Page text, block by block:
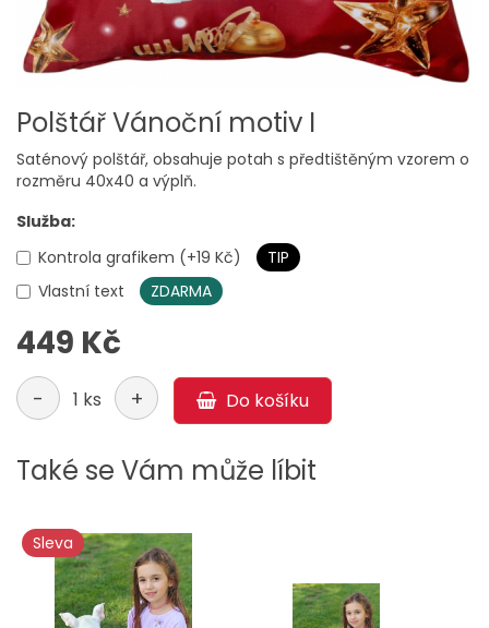
Polštář Vánoční motiv I
Saténový polštář, obsahuje potah s předtištěným vzorem o
rozměru 40x40 a výplň.
Služba:
Kontrola grafikem (+19 Kč)
TIP
Vlastní text
ZDARMA
449 Kč
- 1 ks + Do košíku
Také se Vám může líbit
Sleva